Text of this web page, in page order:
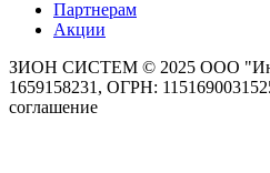
Партнерам
Акции
ЗИОН СИСТЕМ © 2025 ООО
1659158231, ОГРН:
соглашение